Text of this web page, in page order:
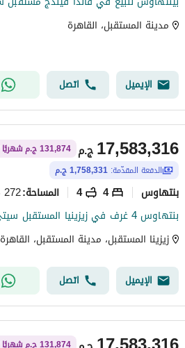
مدينة المستقبل، القاهرة
الإيميل اتصل
ج.م17,583,316
131,874 ج.م شهريًا / 10 سنوات
الدفعة المقدّمة: 1,758,331 ج.م
بنتهاوس 4
4 المساحة:272 متر مربع
بنتهاوس 4 غرف في زيزينيا المستقبل سيتي بمقدم 10%
زيزينا المستقبل، مدينة المستقبل، القاهرة
الإيميل اتصل
131,874 ج.م شهريًا / 10 سنوات